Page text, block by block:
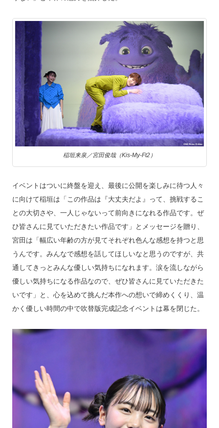
稲垣来泉／宮田俊哉（Kis-My-Ft2）
イベントはついに終盤を迎え、最後に公開を楽しみに待つ人々
に向けて稲垣は「この作品は『大丈夫だよ』って、挑戦するこ
との大切さや、一人じゃないって前向きになれる作品です。ぜ
ひ皆さんに見ていただきたい作品です」とメッセージを贈り、
宮田は「幅広い年齢の方が見てそれぞれ色んな感想を持つと思
うんです。みんなで感想を話してほしいなと思うのですが、共
通してきっとみんな優しい気持ちになれます。涙を流しながら
優しい気持ちになる作品なので、ぜひ皆さんに見ていただきた
いです」と、心を込めて挑んだ本作への想いで締めくくり、温
かく優しい時間の中で吹替版完成記念イベントは幕を閉じた。